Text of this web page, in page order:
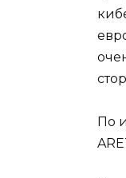
По